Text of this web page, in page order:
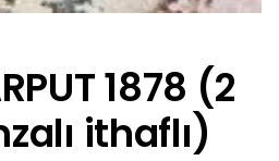
1878 (2
ithaflı)